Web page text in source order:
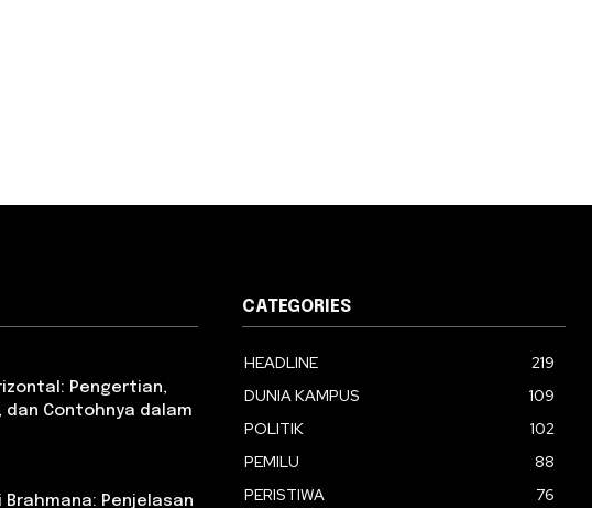
Pengertian,
dan Contohnya dalam
Brahmana: Penjelasan
CATEGORIES
HEADLINE
219
DUNIA KAMPUS
109
POLITIK
102
PEMILU
88
PERISTIWA
76